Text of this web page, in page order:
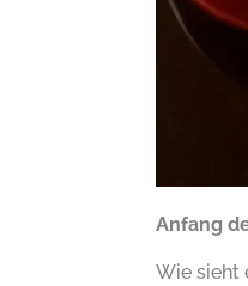
Anfang
Wie sieht